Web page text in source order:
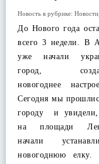
Новость в рубрике: Новости
До Нового года
всего 3 недели. В
уже начали
город,
новогоднее
Сегодня мы
городу и
на площади
начали
новогоднюю елку.